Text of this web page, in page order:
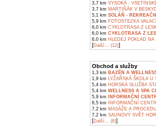
3,7 km VYSOKÁ -
3,7 km MARTIŇÁK V
5,1 km SOLÁŇ -
5,9 km FOTOSTEZKA
6,0 km CYKLOTRASA Z
6,0 km CYKLOTRASA Z
6,0 km HLEDEJ POKLAD NA
[Další... (12)]
Obchod a služby
1,3 km BAZÉN A
1,9 km LYŽAŘSKÁ ŠKOLA U
5,4 km HORSKÁ SLUŽBA
5,4 km WELLNESS A SPA
5,9 km
INFORMAČNÍ
6,5 km INFORMAČNÍ
7,2 km MASÁŽE A
7,2 km SAUNOVÝ SVĚT
[Další... (6)]